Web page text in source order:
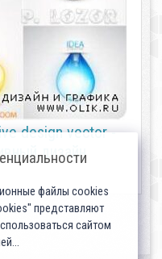
design vector -
дизайн
файлы cookies
представляют
сайтом